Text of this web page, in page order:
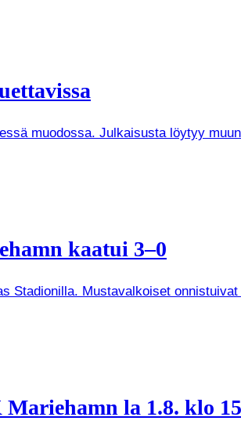
muodossa. Julkaisusta löytyy
kaatui 3–0
Stadionilla. Mustavalkoiset
la 1.8. klo